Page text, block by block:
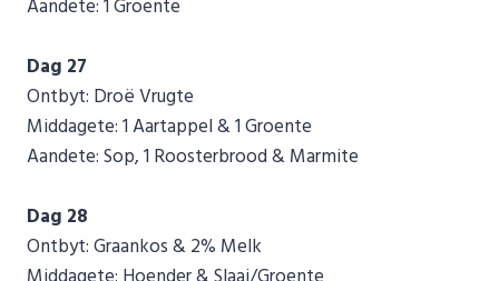
Aandete: 1 Groente
Dag 27
Ontbyt: Droë Vrugte
Middagete: 1 Aartappel & 1 Groente
Aandete: Sop, 1 Roosterbrood & Marmite
Dag 28
Ontbyt: Graankos & 2% Melk